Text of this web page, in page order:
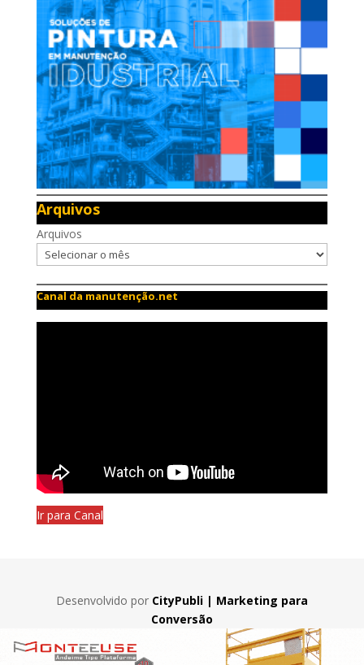
Arquivos
Arquivos
Canal da manutenção.net
Ir para Canal
Desenvolvido por CityPubli | Marketing para
Conversão